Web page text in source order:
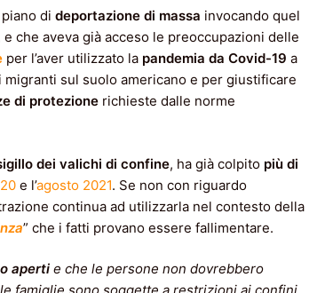
di deportazione di massa invocando quel
e che aveva già acceso le preoccupazioni delle
per l’aver utilizzato la pandemia da Covid-19 a
migranti sul suolo americano e per giustificare
di protezione richieste dalle norme
dei valichi di confine, ha già colpito più di
e l’agosto 2021. Se non con riguardo
continua ad utilizzarla nel contesto della
” che i fatti provano essere fallimentare.
aperti e che le persone non dovrebbero